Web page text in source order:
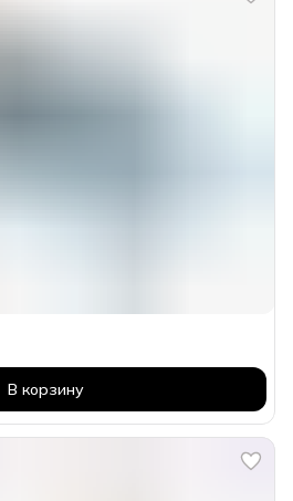
В корзину